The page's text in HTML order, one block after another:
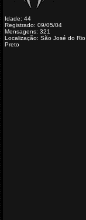
Idade: 44
Registrado: 09/05/04
Mensagens: 321
Localização: São José do Rio
Preto